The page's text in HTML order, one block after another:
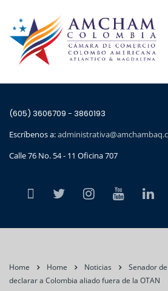
(605) 3606709 - 3860193
Escríbenos a:
Calle 76 No. 54 - 11 Oficina 707
Home Home Noticias
Senador
declarar a Colombia aliado fuera de la OTAN